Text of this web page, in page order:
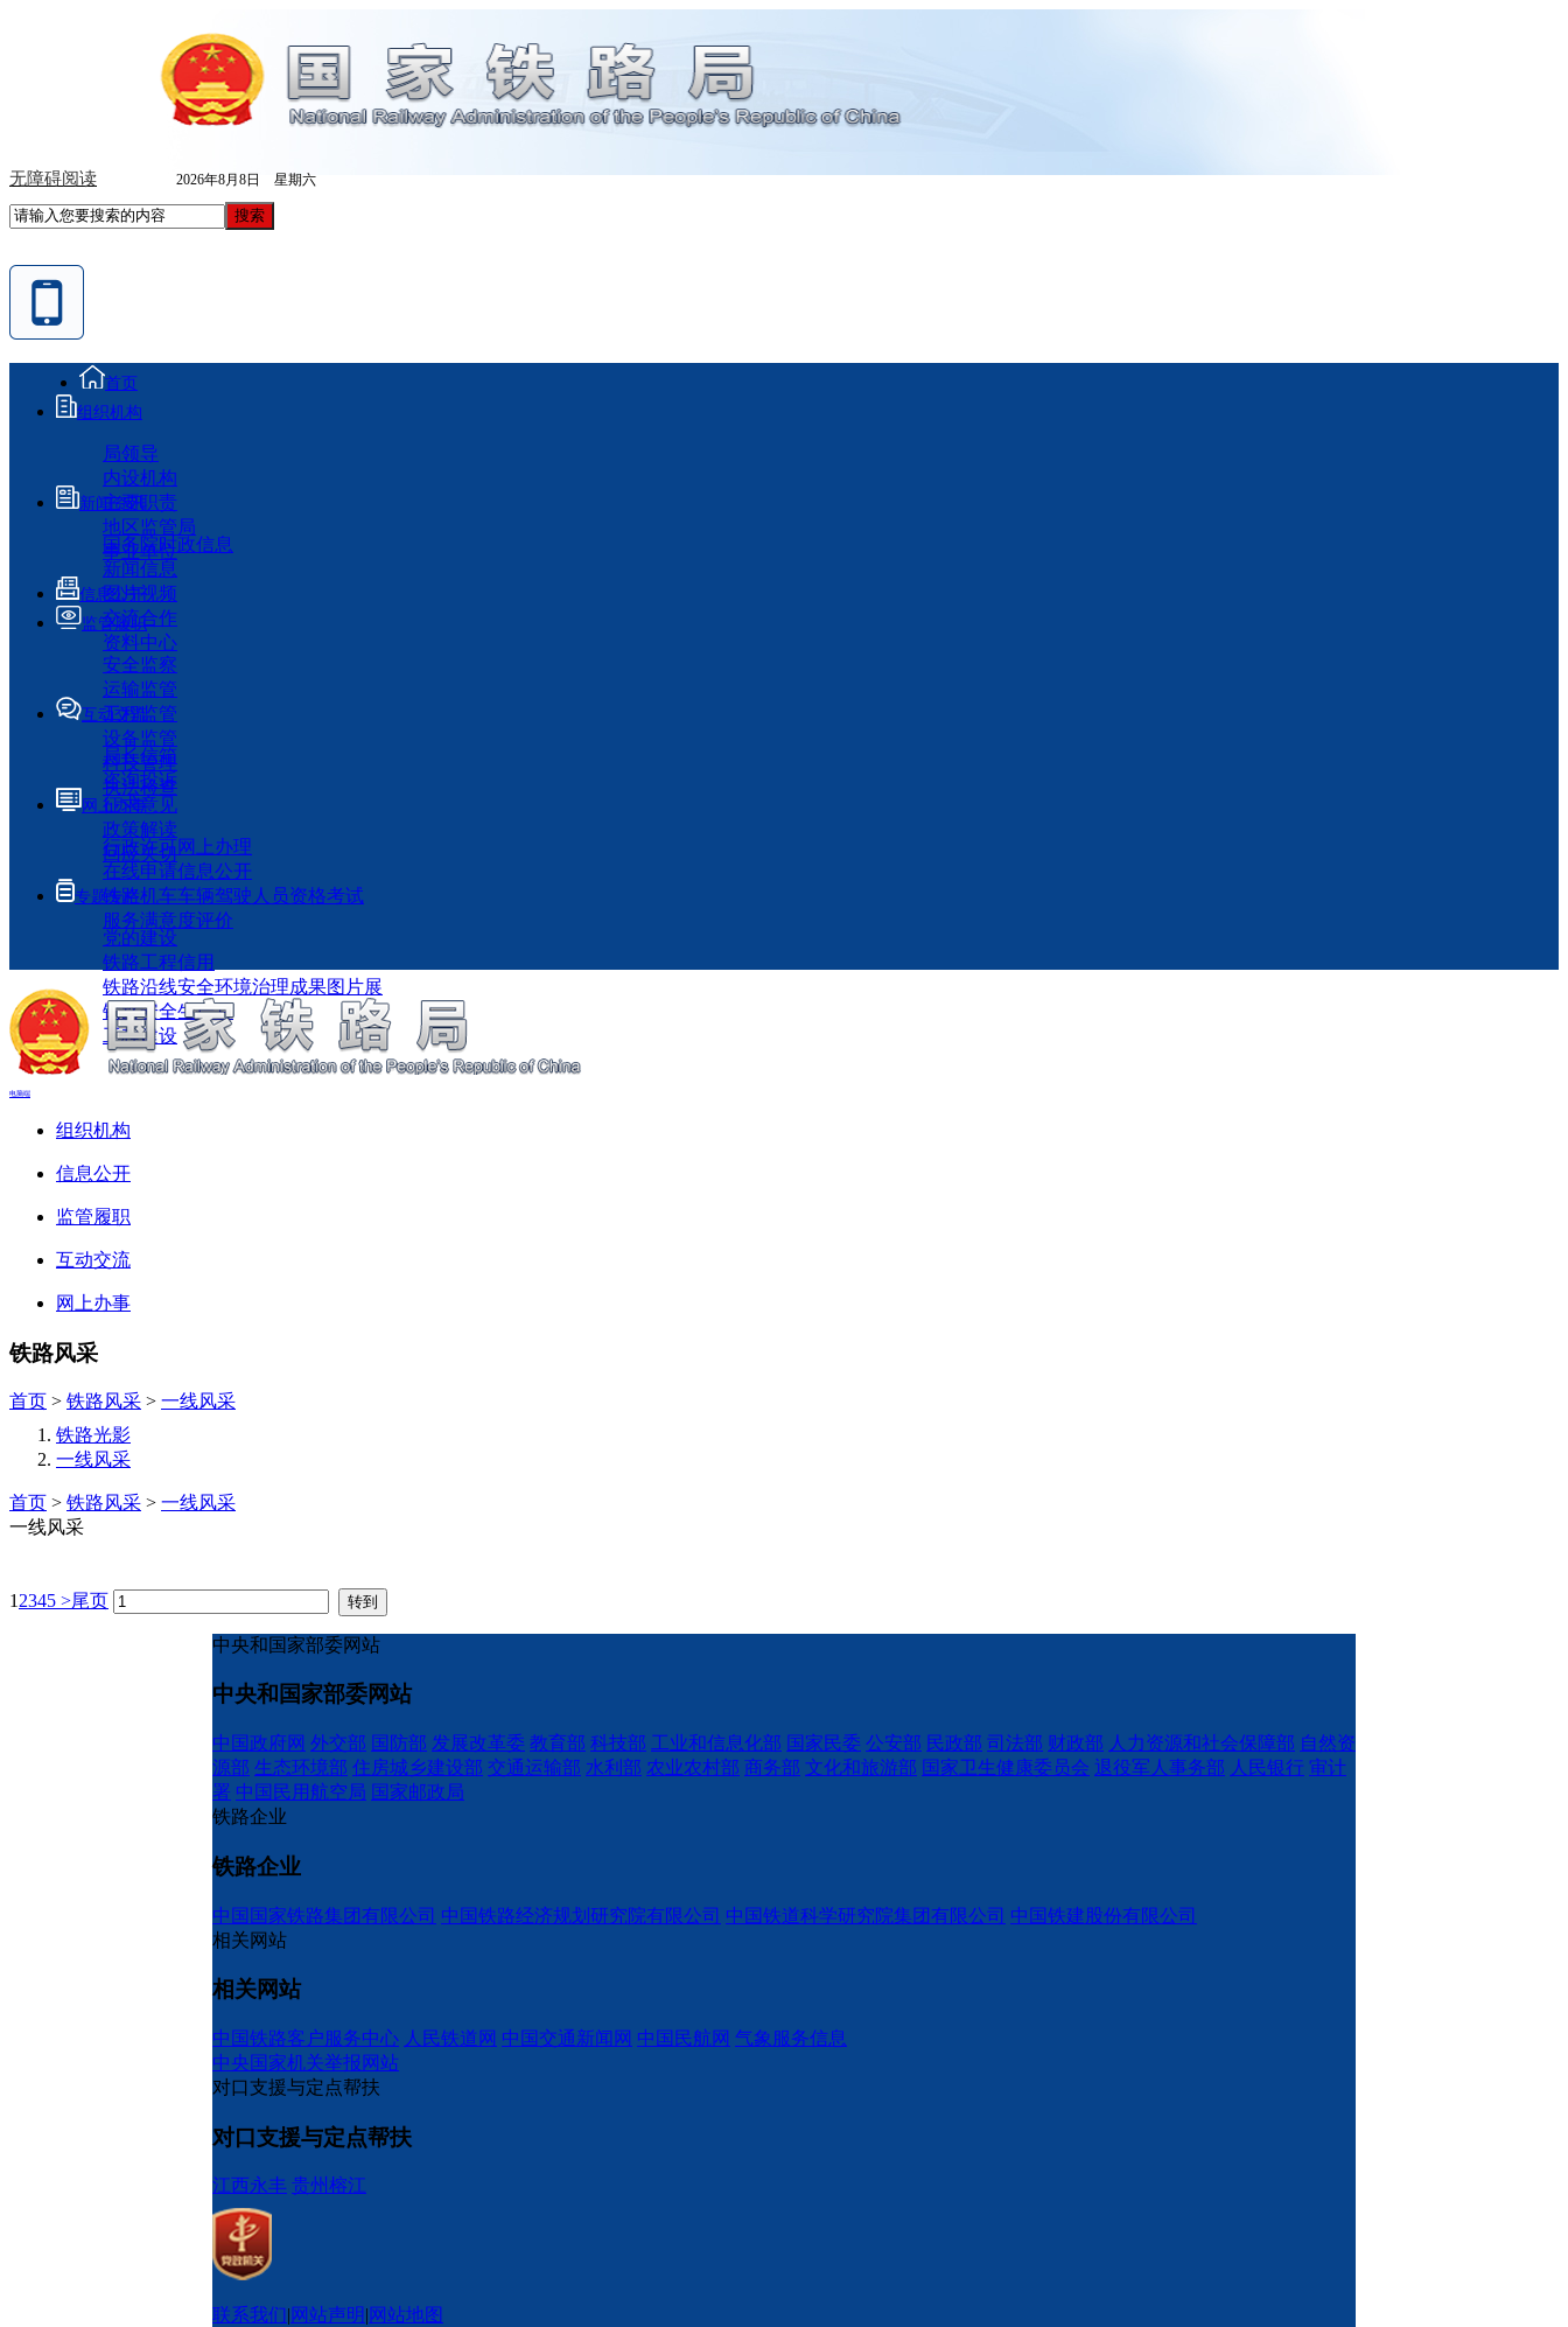
无障碍阅读 2026年8月8日 星期六
首页
组织机构
局领导
内设机构
主要职责
地区监管局
事业单位
新闻资讯
国务院时政信息
新闻信息
图片视频
交流合作
资料中心
信息公开
监管履职
安全监察
运输监管
工程监管
设备监管
科技管理
执法检查
互动交流
局长信箱
咨询投诉
征求意见
政策解读
回应关切
网上办事
行政许可网上办理
在线申请信息公开
铁路机车车辆驾驶人员资格考试
服务满意度评价
专题专栏
党的建设
铁路工程信用
铁路沿线安全环境治理成果图片展
铁路安全生产月
工程建设
电脑端
组织机构
信息公开
监管履职
互动交流
网上办事
铁路风采
首页 > 铁路风采 > 一线风采
铁路光影
一线风采
首页 > 铁路风采 > 一线风采
一线风采
1 2345 >尾页
中央和国家部委网站
中央和国家部委网站
中国政府网 外交部 国防部 发展改革委 教育部 科技部 工业和信息化部 国家民委 公安部 民政部 司法部 财政部 人力资源和社会保障部 自然资
源部 生态环境部 住房城乡建设部 交通运输部 水利部 农业农村部 商务部 文化和旅游部 国家卫生健康委员会 退役军人事务部 人民银行 审计
署 中国民用航空局 国家邮政局
铁路企业
铁路企业
中国国家铁路集团有限公司 中国铁路经济规划研究院有限公司 中国铁道科学研究院集团有限公司 中国铁建股份有限公司
相关网站
相关网站
中国铁路客户服务中心 人民铁道网 中国交通新闻网 中国民航网 气象服务信息
中央国家机关举报网站
对口支援与定点帮扶
对口支援与定点帮扶
江西永丰 贵州榕江
联系我们 网站声明 网站地图